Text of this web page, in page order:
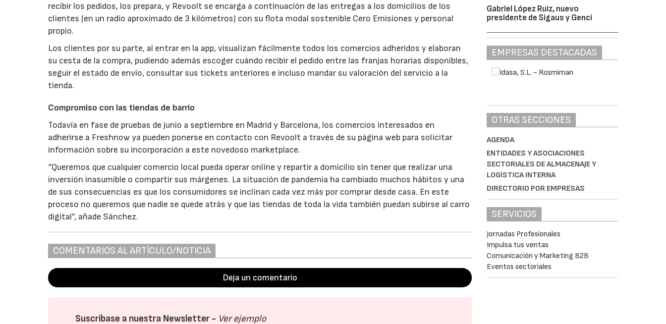
recibir los pedidos, los prepara, y Revoolt se encarga a continuación de las entregas a los domicilios de los
clientes (en un radio aproximado de 3 kilómetros) con su flota modal sostenible Cero Emisiones y personal
propio.
Los clientes por su parte, al entrar en la app, visualizan fácilmente todos los comercios adheridos y elaboran
su cesta de la compra, pudiendo además escoger cuándo recibir el pedido entre las franjas horarias disponibles,
seguir el estado de envío, consultar sus tickets anteriores e incluso mandar su valoración del servicio a la
tienda.
Compromiso con las tiendas de barrio
Todavía en fase de pruebas de junio a septiembre en Madrid y Barcelona, los comercios interesados en
adherirse a Freshnow ya pueden ponerse en contacto con Revoolt a través de su página web para solicitar
información sobre su incorporación a este novedoso marketplace.
“Queremos que cualquier comercio local pueda operar online y repartir a domicilio sin tener que realizar una
inversión inasumible o compartir sus márgenes. La situación de pandemia ha cambiado muchos hábitos y una
de sus consecuencias es que los consumidores se inclinan cada vez más por comprar desde casa. En este
proceso no queremos que nadie se quede atrás y que las tiendas de toda la vida también puedan subirse al carro
digital”, añade Sánchez.
COMENTARIOS AL ARTÍCULO/NOTICIA
Deja un comentario
Suscríbase a nuestra Newsletter - Ver ejemplo
Gabriel López Ruiz, nuevo
presidente de Sigaus y Genci
EMPRESAS DESTACADAS
OTRAS SECCIONES
AGENDA
ENTIDADES Y ASOCIACIONES
SECTORIALES DE ALMACENAJE Y
LOGÍSTICA INTERNA
DIRECTORIO POR EMPRESAS
SERVICIOS
Jornadas Profesionales
Impulsa tus ventas
Comunicación y Marketing B2B
Eventos sectoriales